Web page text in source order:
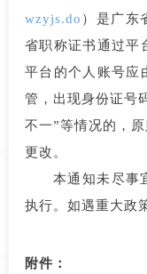
wzyjs.do ）是广东
省职称证书通过平
平台的个人账号应
管，出现身份证号
不一”等情况的，
更改。
本通知未尽事
执行。如遇重大政
附件：